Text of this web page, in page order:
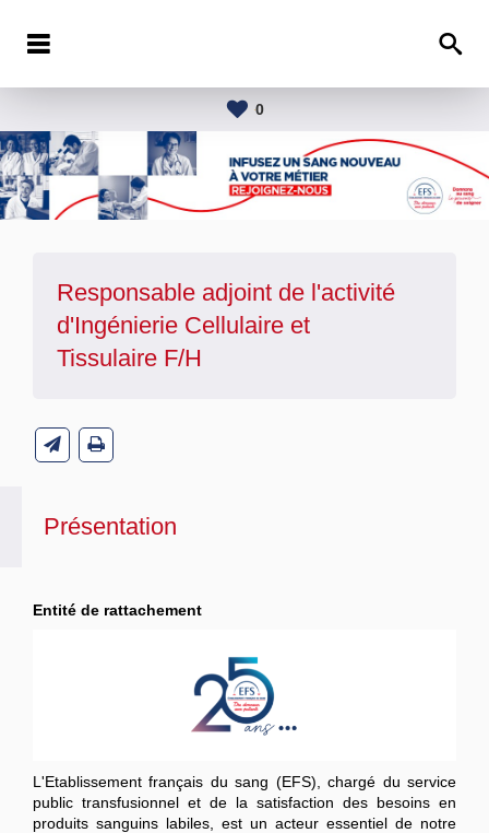
0
Responsable adjoint de l'activité
d'Ingénierie Cellulaire et
Tissulaire F/H
Présentation
Entité de rattachement
L'Etablissement français du sang (EFS), chargé du service
public transfusionnel et de la satisfaction des besoins en
produits sanguins labiles, est un acteur essentiel de notre